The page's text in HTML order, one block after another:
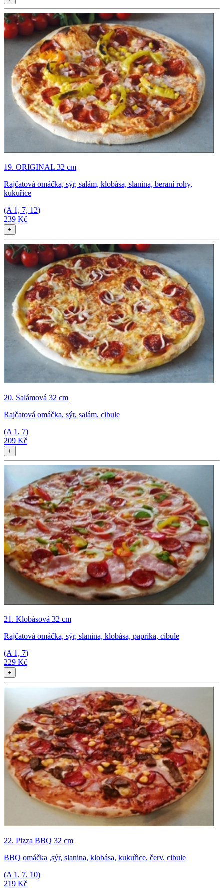
19. ORIGINAL 32 cm
Rajčatová omáčka, sýr, salám, klobása, slanina, beraní rohy,
kukuřice
(A 1, 7, 12)
239 Kč
+
20. Salámová 32 cm
Rajčatová omáčka, sýr, salám, cibule
(A 1, 7)
209 Kč
+
21. Klobásová 32 cm
Rajčatová omáčka, sýr, slanina, klobása, paprika, cibule
(A 1, 7)
229 Kč
+
22. Pizza BBQ 32 cm
BBQ omáčka ,sýr, slanina, klobása, kukuřice, červ. cibule
(A 1, 7, 10)
219 Kč